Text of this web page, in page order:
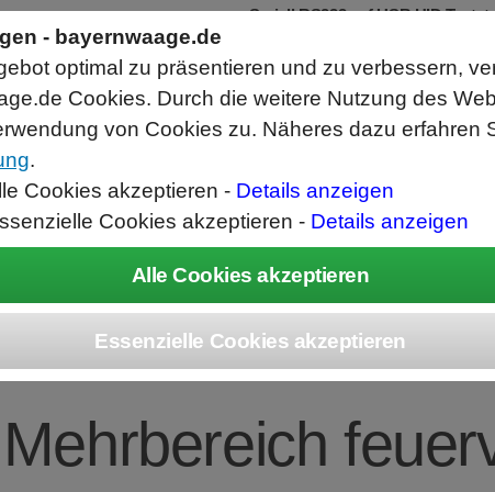
Seriell RS232 auf USB HID
RS232 Daten in Computer
Funktioniert wie eine USB Tastatur,
Verwendet Standard USB Tastatur
Datenbearbeitung vor Ausgabe
- bayernwaage.de
optimal zu präsentieren und zu verbessern,
Cookies. Durch die weitere Nutzung des
von Cookies zu. Näheres dazu erfahren
.
Cookies akzeptieren - Details anzeigen
Cookies akzeptieren - Details anzeigen